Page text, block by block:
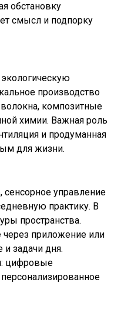
обстановку
смысл и подпорку
производство
композитные
химии. Важная роль
и продуманная
для жизни.
управление
практику. В
пространства.
приложение или
задачи дня.
цифровые